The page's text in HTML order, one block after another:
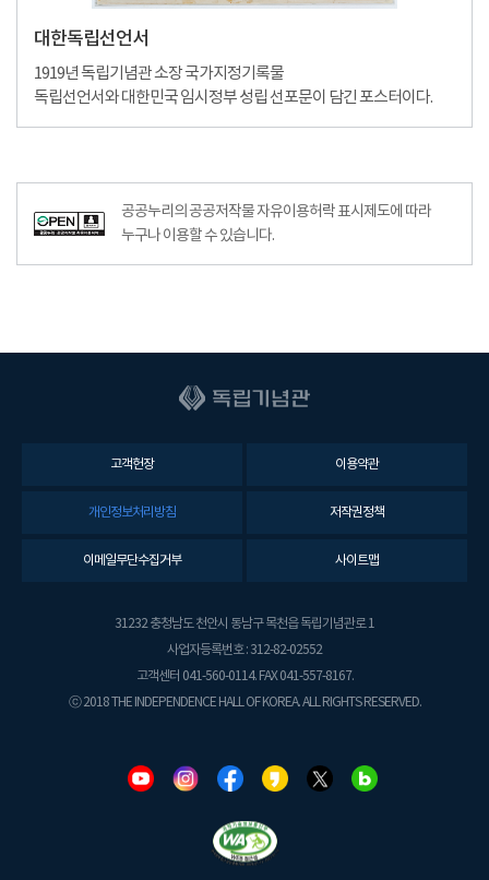
대한독립선언서
1919년 독립기념관 소장 국가지정기록물
독립선언서와 대한민국 임시정부 성립 선포문이 담긴 포스터이다.
공공누리의 공공저작물 자유이용허락 표시제도에 따라
누구나 이용할 수 있습니다.
고객헌장 이용약관
개인정보처리방침 저작권정책
이메일무단수집거부 사이트맵
31232 충청남도 천안시 동남구 목천읍 독립기념관로 1
사업자등록번호 : 312-82-02552
고객센터 041-560-0114. FAX 041-557-8167.
ⓒ 2018 THE INDEPENDENCE HALL OF KOREA. ALL RIGHTS RESERVED.